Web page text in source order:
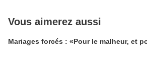
Vous aimerez aussi
Mariages forcés : «Pour le malheur, et